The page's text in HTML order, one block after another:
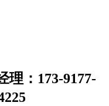
理：173-9177-